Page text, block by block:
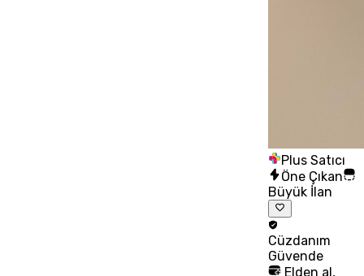
Plus Satıcı
Öne Çıkan
Büyük İlan
Cüzdanım
Güvende
Elden al,